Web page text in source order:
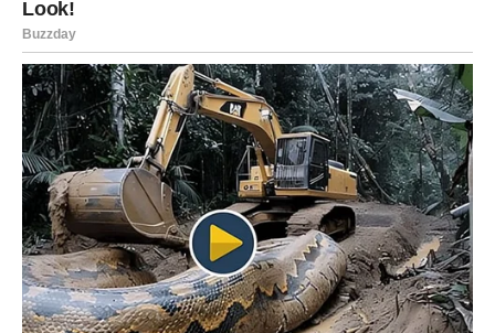
Škorpije ulaze u period ogromne karmičke energije. Sve
ono što su prošle u prethodnim mesecima imalo je svoj
razlog, a sada dolazi vreme kada će konačno videti zbog
čega su morale da budu toliko jake.
Ovo je njihov trenutak.
Pred njima su dani puni iznenađenja, neočekivanih obrta i
emocija koje će ih potpuno promeniti. Karma im vraća sve
ono dobro što su činile, čak i onda kada nisu dobijale
ništa zauzvrat.